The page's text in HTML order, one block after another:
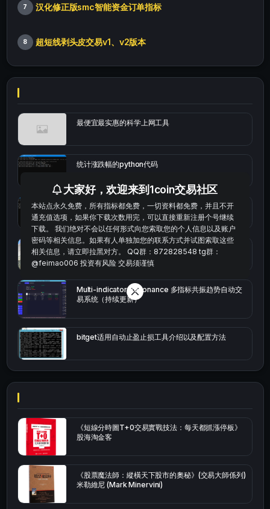
7 汉化修正版smc智能资金订单指标
8 超短线剥头皮交易v1、v2版本
最便宜最实惠的科学上网工具
统计涨跌幅的python代码
okx的短线量化的免费版本
bybit安卓端
Multi-indicator Resonance 多指标共振趋势自动交
易系统（持续更新）
bitget适用自动止盈止损工具介绍以及配置方法
《短線分時圖T+0交易實戰技法：每天都抓漲停板》
股海淘金客
《股票魔法師：縱橫天下股市的奧秘》(交易大師係列)
米勒維尼 (Mark Minervini)
大家好，欢迎来到1coin交易社区
本站点永久免费，所有指标都免费，一切资料都免费，并且不开
通充值选项，如果你下载次数用完，可以直接重新注册个号继续
下载。 我们绝对不会以任何形式向您索取您的个人信息以及账户
密码等相关信息。如果有人单独加您的联系方式并试图索取这些
相关信息，请立即拉黑对方。 QQ群：872828548 tg群：
@feimao006 投资有风险 交易须谨慎